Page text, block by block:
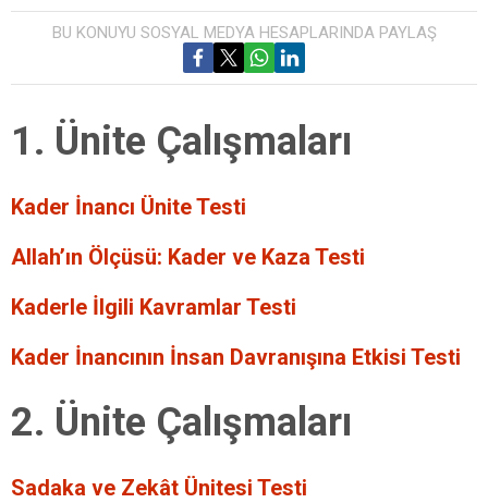
BU KONUYU SOSYAL MEDYA HESAPLARINDA PAYLAŞ
1. Ünite Çalışmaları
Kader İnancı Ünite Testi
Allah’ın Ölçüsü: Kader ve Kaza Testi
Kaderle İlgili Kavramlar Testi
Kader İnancının İnsan Davranışına Etkisi Testi
2. Ünite Çalışmaları
Sadaka ve Zekât Ünitesi Testi